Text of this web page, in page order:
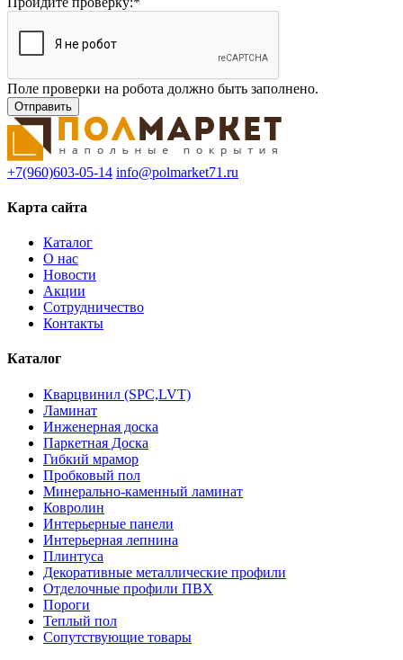
Поле проверки на робота должно быть заполнено.
+7(960)603-05-14 info@polmarket71.ru
Карта сайта
Каталог
О нас
Новости
Акции
Сотрудничество
Контакты
Каталог
Кварцвинил (SPC,LVT)
Ламинат
Инженерная доска
Паркетная Доска
Гибкий мрамор
Пробковый пол
Минерально-каменный ламинат
Ковролин
Интерьерные панели
Интерьерная лепнина
Плинтуса
Декоративные металлические профили
Отделочные профили ПВХ
Пороги
Теплый пол
Сопутствующие товары